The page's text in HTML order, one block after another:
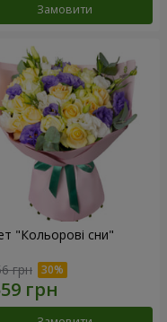
Замовити
"Кольорові сни"
грн